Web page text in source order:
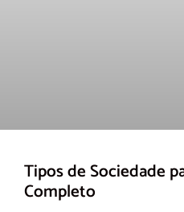
Tipos de Sociedade
Completo